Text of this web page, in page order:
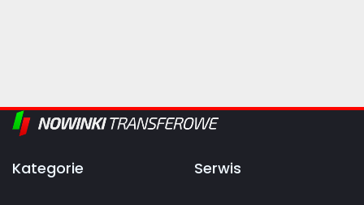
Kategorie Serwis